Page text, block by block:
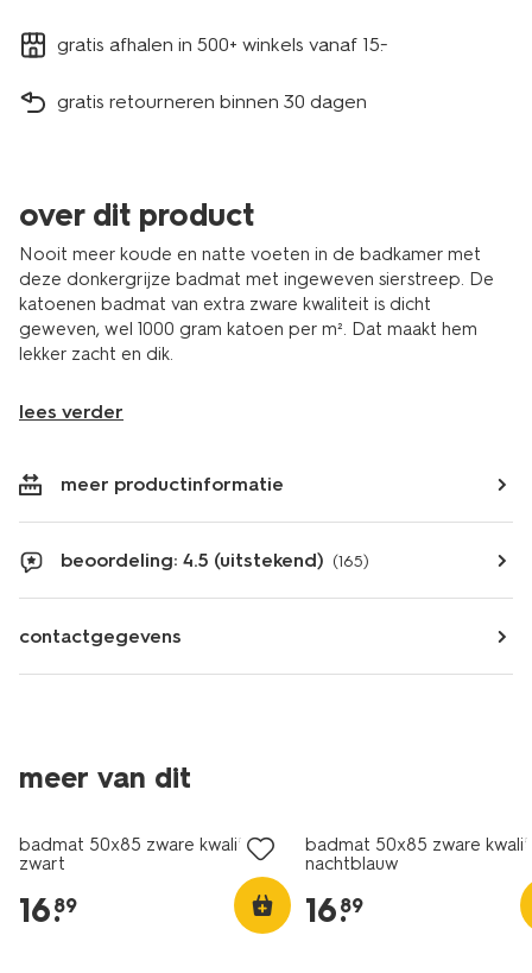
gratis afhalen in 500+ winkels vanaf 15.-
gratis retourneren binnen 30 dagen
over dit product
Nooit meer koude en natte voeten in de badkamer met
deze donkergrijze badmat met ingeweven sierstreep. De
katoenen badmat van extra zware kwaliteit is dicht
geweven, wel 1000 gram katoen per m². Dat maakt hem
lekker zacht en dik.
lees verder
meer productinformatie
beoordeling: 4.5 (uitstekend) (165)
contactgegevens
meer van dit
badmat 50x85 zware kwaliteit
zwart
16.
89
badmat 50x85 zware
nachtblauw
16.
89